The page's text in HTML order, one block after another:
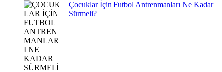
Çocuklar İçin Futbol Antrenmanları Ne Kadar
Sürmeli?